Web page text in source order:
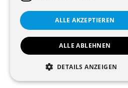
© 2026 Alle Rechte vorbehalten
Allgemeine Bedingungen
ALLE AKZEPTIEREN
ALLE ABLEHNEN
DETAILS ANZEIGEN